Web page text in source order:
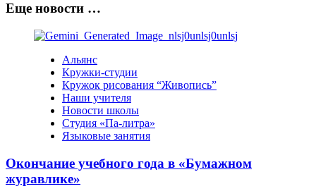
Еще новости …
Альянс
Кружки-студии
Кружок рисования “Живопись”
Наши учителя
Новости школы
Студия «Па-литра»
Языковые занятия
Окончание учебного года в «Бумажном
журавлике»